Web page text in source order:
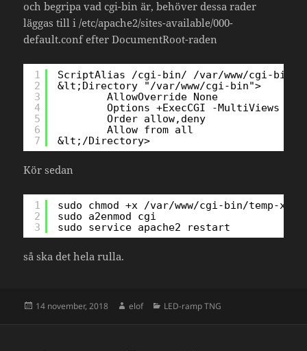
och begripa vad cgi-bin är, behöver dessa rader
läggas till i /etc/apache2/sites-available/000-
default.conf efter DocumentRoot-raden
1
2
3
4
5
6
7
ScriptAlias /cgi-bin/ /var/www/cgi-bin/
&lt;Directory "/var/www/cgi-bin">
AllowOverride None
Options +ExecCGI -MultiViews
Order allow,deny
Allow from all
&lt;/Directory>
Kör sedan
1
2
3
sudo chmod +x /var/www/cgi-bin/temp-
sudo a2enmod cgi
sudo service apache2 restart
så ska det hela rulla.
Postat
14 november, 2018 Författare
elof Kategorier
LED-ramp TNG